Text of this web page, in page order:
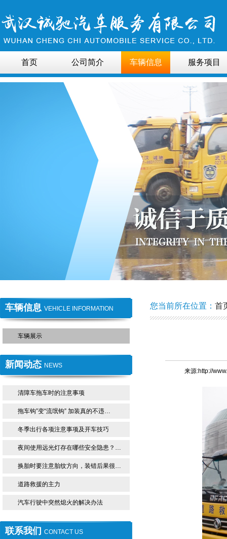
首页 公司简介 车辆信息 服务项目
车辆信息 VEHICLE INFORMATION
车辆展示
新闻动态 NEWS
清障车拖车时的注意事项
拖车钩”变“流氓钩” 加装真的不违…
冬季出行各项注意事项及开车技巧
夜间使用远光灯存在哪些安全隐患？…
换胎时要注意胎纹方向，装错后果很…
道路救援的主力
汽车行驶中突然熄火的解决办法
联系我们 CONTACT US
您当前所在位置： 首
来源:http://